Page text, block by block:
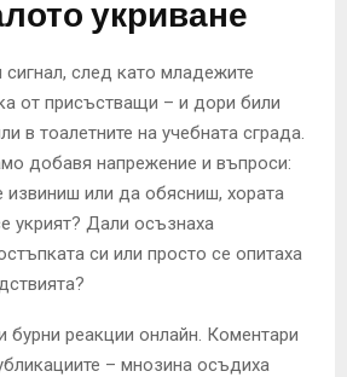
укриване
след като младежите
от присъстващи – и дори били
в тоалетните на учебната сграда.
добавя напрежение и въпроси:
или да обясниш, хората
укрият? Дали осъзнаха
си или просто се опитаха
бурни реакции онлайн. Коментари
– мнозина осъдиха